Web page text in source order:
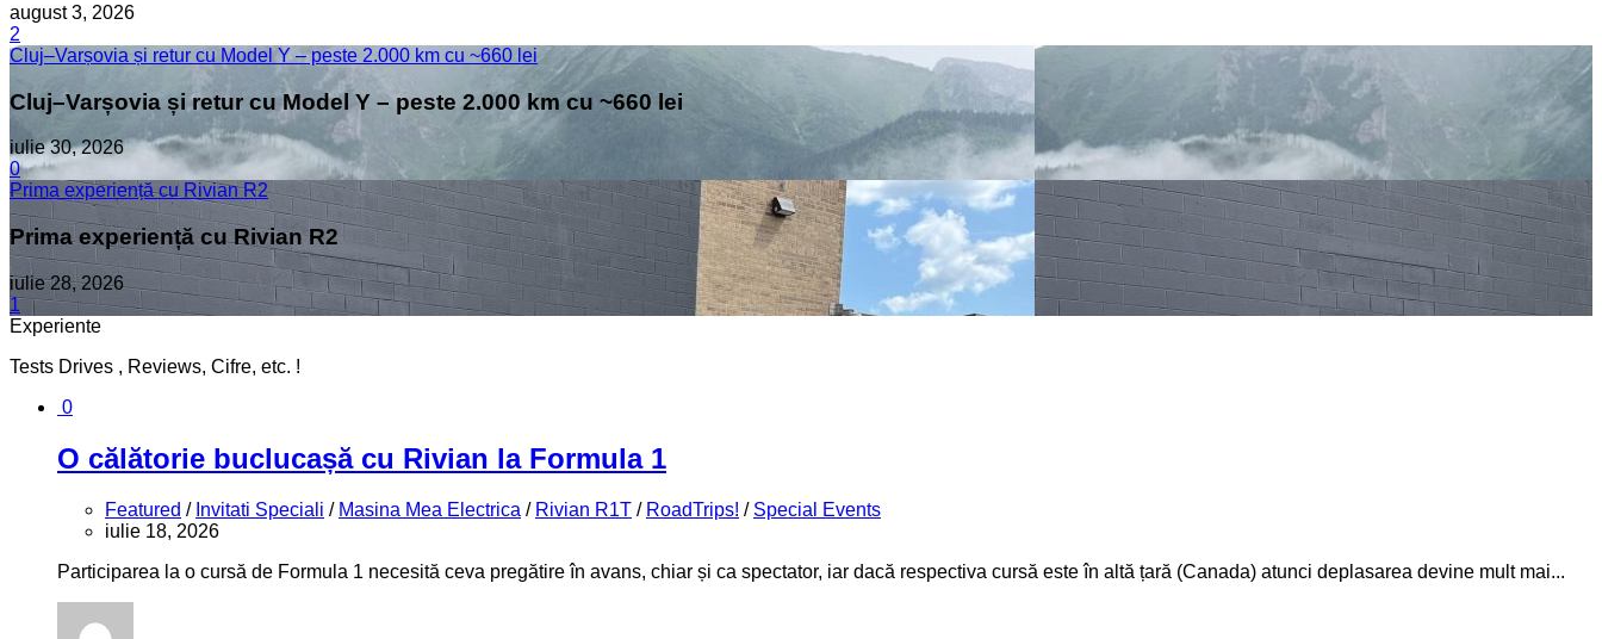
august 3, 2026
2
Cluj–Varșovia și retur cu Model Y – peste 2.000 km cu ~660 lei
Cluj–Varșovia și retur cu Model Y – peste 2.000 km cu ~660 lei
iulie 30, 2026
0
Prima experiență cu Rivian R2
Prima experiență cu Rivian R2
iulie 28, 2026
1
Experiente
Tests Drives , Reviews, Cifre, etc. !
0
O călătorie buclucașă cu Rivian la Formula 1
Featured / Invitati Speciali / Masina Mea Electrica / Rivian R1T / RoadTrips! / Special Events
iulie 18, 2026
Participarea la o cursă de Formula 1 necesită ceva pregătire în avans, chiar și ca spectator, iar dacă respectiva cursă este în altă țară (Canada) atunci deplasarea devine mult mai...